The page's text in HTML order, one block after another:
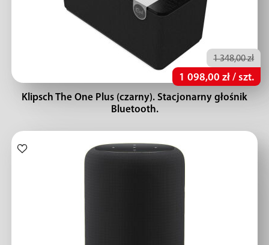
1 348,00 zł
1 098,00 zł / szt.
Klipsch The One Plus (czarny). Stacjonarny głośnik
Bluetooth.